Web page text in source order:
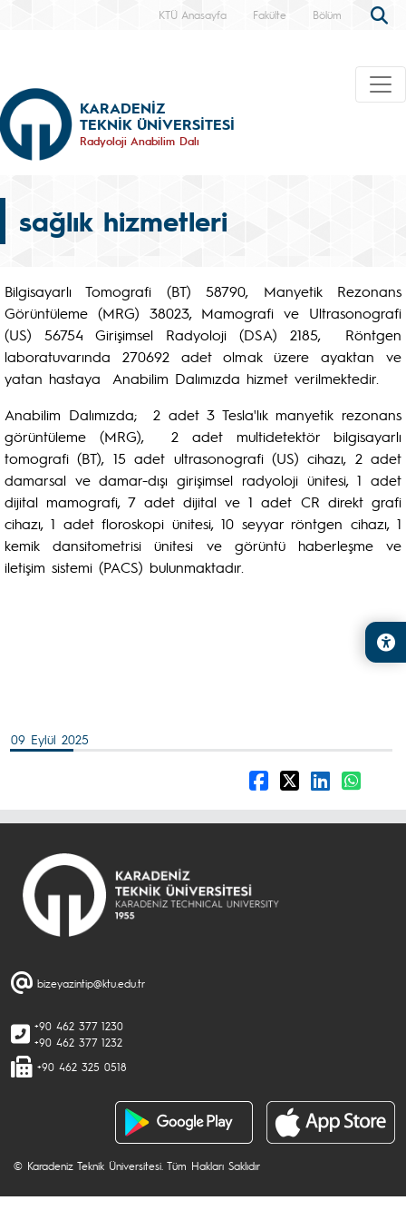
KTÜ Anasayfa Fakülte Bölüm
KARADENİZ
TEKNİK ÜNİVERSİTESİ
Radyoloji Anabilim Dalı
sağlık hizmetleri
Bilgisayarlı Tomografi (BT) 58790, Manyetik Rezonans
Görüntüleme (MRG) 38023, Mamografi ve Ultrasonografi
(US) 56754 Girişimsel Radyoloji (DSA) 2185, Röntgen
laboratuvarında 270692 adet olmak üzere ayaktan ve
yatan hastaya Anabilim Dalımızda hizmet verilmektedir.
Anabilim Dalımızda; 2 adet 3 Tesla'lık manyetik rezonans
görüntüleme (MRG), 2 adet multidetektör bilgisayarlı
tomografi (BT), 15 adet ultrasonografi (US) cihazı, 2 adet
damarsal ve damar-dışı girişimsel radyoloji ünitesi, 1 adet
dijital mamografi, 7 adet dijital ve 1 adet CR direkt grafi
cihazı, 1 adet floroskopi ünitesi, 10 seyyar röntgen cihazı, 1
kemik dansitometrisi ünitesi ve görüntü haberleşme ve
iletişim sistemi (PACS) bulunmaktadır.
09 Eylül 2025
bizeyazintip@ktu.edu.tr
+90 462 377 1230
+90 462 377 1232
+90 462 325 0518
© Karadeniz Teknik Üniversitesi. Tüm Hakları Saklıdır